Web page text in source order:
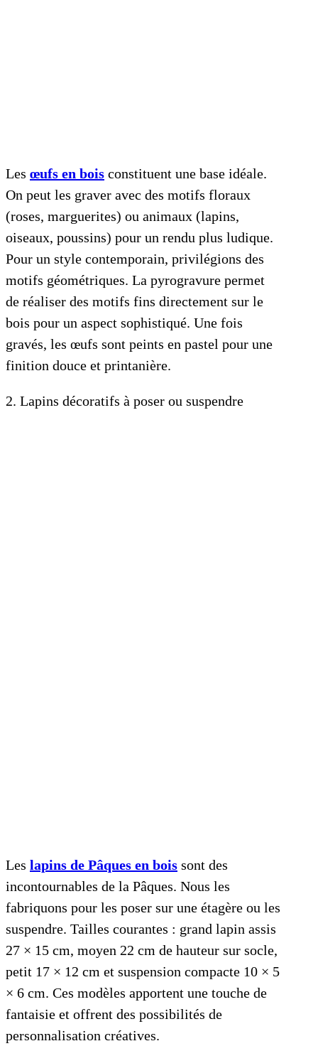
Les œufs en bois constituent une base idéale.
On peut les graver avec des motifs floraux
(roses, marguerites) ou animaux (lapins,
oiseaux, poussins) pour un rendu plus ludique.
Pour un style contemporain, privilégions des
motifs géométriques. La pyrogravure permet
de réaliser des motifs fins directement sur le
bois pour un aspect sophistiqué. Une fois
gravés, les œufs sont peints en pastel pour une
finition douce et printanière.
2. Lapins décoratifs à poser ou suspendre
Les lapins de Pâques en bois sont des
incontournables de la Pâques. Nous les
fabriquons pour les poser sur une étagère ou les
suspendre. Tailles courantes : grand lapin assis
27 × 15 cm, moyen 22 cm de hauteur sur socle,
petit 17 × 12 cm et suspension compacte 10 × 5
× 6 cm. Ces modèles apportent une touche de
fantaisie et offrent des possibilités de
personnalisation créatives.